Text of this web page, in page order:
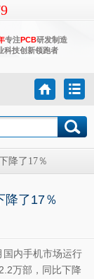
专注PCB研发制造
科技创新领跑者
降了17％
降了17％
内手机市场运行
万部，同比下降